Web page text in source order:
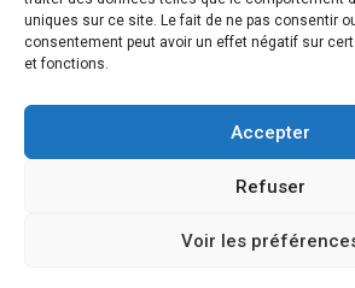
uniques sur ce site. Le fait de ne pas consentir
consentement peut avoir un effet négatif sur
et fonctions.
Accepter
Refuser
Voir les
Mentions légales
Politique de confidentialité
Politique de cookies (EU)